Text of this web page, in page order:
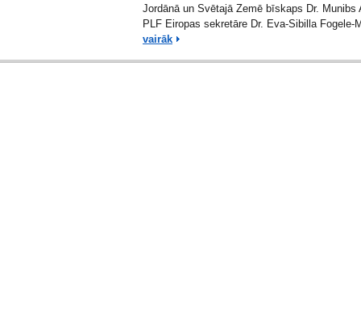
Jordānā un Svētajā Zemē bīskaps Dr. Munibs
PLF Eiropas sekretāre Dr. Eva-Sibilla Fogele-
vairāk